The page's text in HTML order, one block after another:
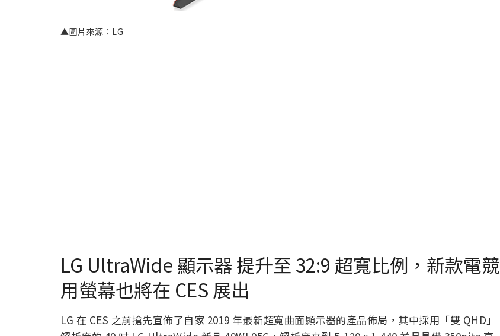
▲圖片來源：LG
LG UltraWide 顯示器 提升至 32:9 超寬比例，新款電競
用螢幕也將在 CES 展出
LG 在 CES 之前搶先宣佈了自家 2019 年最新超寬曲面顯示器的產品佈局，其中採用「雙 QHD」